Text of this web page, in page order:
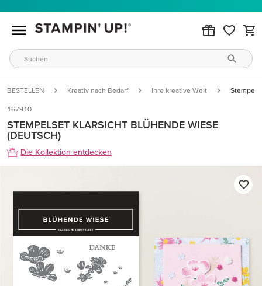
BESTELLEN Kreativ nach Bedarf Ihre kreative Welt
167910
STEMPELSET KLARSICHT BLÜHENDE WIESE
(DEUTSCH)
Die Kollektion entdecken